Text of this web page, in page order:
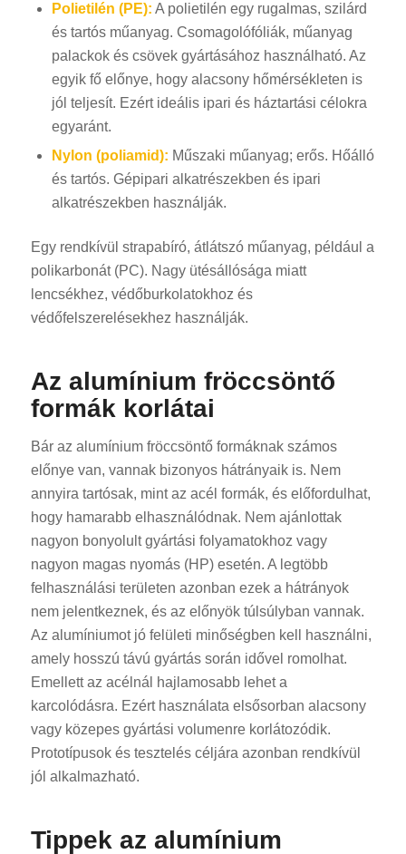
Polietilén (PE): A polietilén egy rugalmas, szilárd
és tartós műanyag. Csomagolófóliák, műanyag
palackok és csövek gyártásához használható. Az
egyik fő előnye, hogy alacsony hőmérsékleten is
jól teljesít. Ezért ideális ipari és háztartási célokra
egyaránt.
Nylon (poliamid): Műszaki műanyag; erős. Hőálló
és tartós. Gépipari alkatrészekben és ipari
alkatrészekben használják.
Egy rendkívül strapabíró, átlátszó műanyag, például a
polikarbonát (PC). Nagy ütésállósága miatt
lencsékhez, védőburkolatokhoz és
védőfelszerelésekhez használják.
Az alumínium fröccsöntő
formák korlátai
Bár az alumínium fröccsöntő formáknak számos
előnye van, vannak bizonyos hátrányaik is. Nem
annyira tartósak, mint az acél formák, és előfordulhat,
hogy hamarabb elhasználódnak. Nem ajánlottak
nagyon bonyolult gyártási folyamatokhoz vagy
nagyon magas nyomás (HP) esetén. A legtöbb
felhasználási területen azonban ezek a hátrányok
nem jelentkeznek, és az előnyök túlsúlyban vannak.
Az alumíniumot jó felületi minőségben kell használni,
amely hosszú távú gyártás során idővel romolhat.
Emellett az acélnál hajlamosabb lehet a
karcolódásra. Ezért használata elsősorban alacsony
vagy közepes gyártási volumenre korlátozódik.
Prototípusok és tesztelés céljára azonban rendkívül
jól alkalmazható.
Tippek az alumínium